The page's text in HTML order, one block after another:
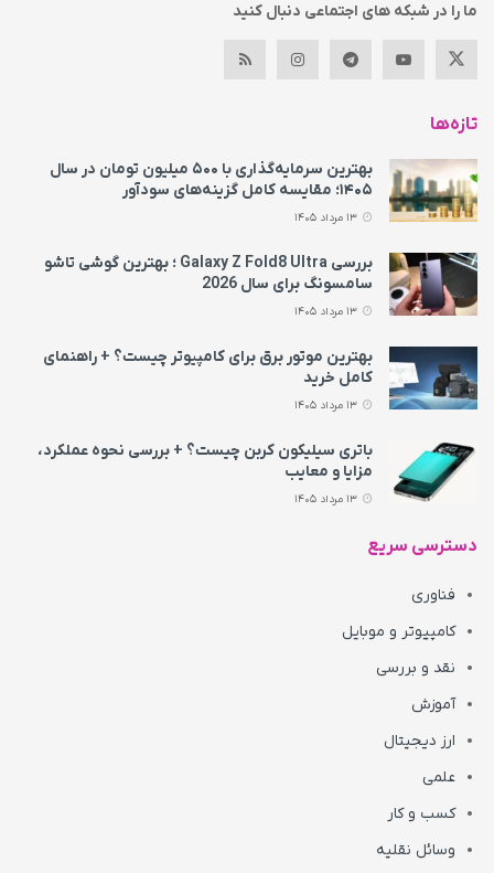
ما را در شبکه های اجتماعی دنبال کنید
تازه‌ها
بهترین سرمایه‌گذاری با ۵۰۰ میلیون تومان در سال
۱۴۰۵؛ مقایسه کامل گزینه‌های سودآور
بررسی Galaxy Z Fold8 Ultra ؛ بهترین گوشی تاشو
سامسونگ برای سال 2026
بهترین موتور برق برای کامپیوتر چیست؟ + راهنمای
کامل خرید
باتری سیلیکون کربن چیست؟ + بررسی نحوه عملکرد،
مزایا و معایب
دسترسی سریع
فناوری
کامپیوتر و موبایل
نقد و بررسی
آموزش
ارز دیجیتال
علمی
کسب و کار
وسائل نقلیه